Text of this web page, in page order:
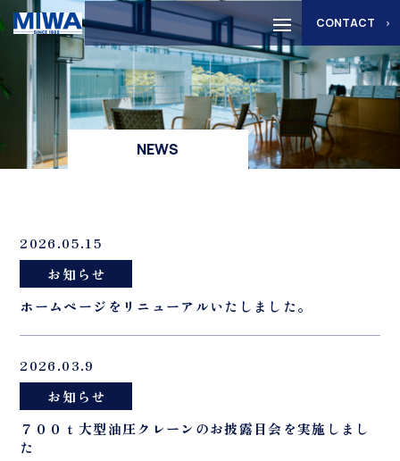
CONTACT
NEWS
ホームページをリニューアルいたしました。
2026.05.15
お知らせ
７００ｔ大型油圧クレーンのお披露目会を実施しまし
た
2026.03.9
お知らせ